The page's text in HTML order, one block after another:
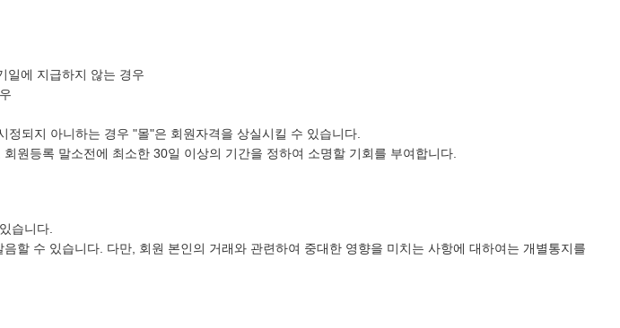
일에 지급하지 않는 경우
되지 아니하는 경우 "몰"은 회원자격을 상실시킬 수 있습니다.
원등록 말소전에 최소한 30일 이상의 기간을 정하여 소명할 기회를 부여합니다.
습니다.
할 수 있습니다. 다만, 회원 본인의 거래와 관련하여 중대한 영향을 미치는 사항에 대하여는 개별통지를